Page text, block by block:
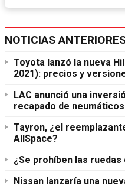
NOTICIAS
Toyota lanzó la nueva
2021): precios y
LAC anunció una
recapado de neumáticos
Tayron, ¿el
AllSpace?
¿Se prohíben las
Nissan lanzaría una